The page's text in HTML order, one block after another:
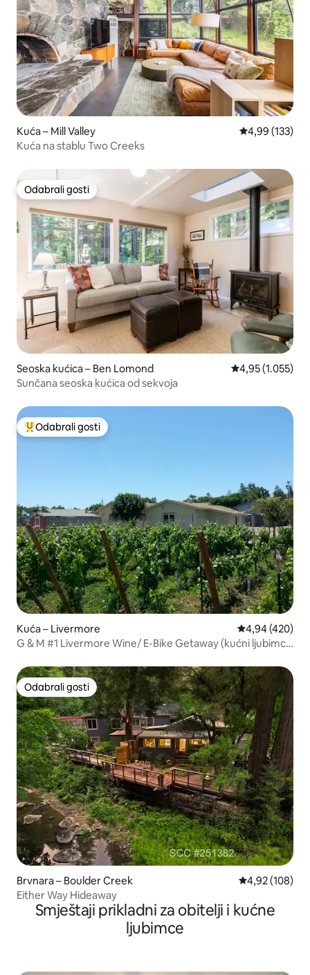
Kuća – Mill Valley Prosječna
4,99 (133)
Kuća na stablu Two Creeks
Odabrali gosti
Odabrali gosti
Seoska kućica – Ben Lomond Prosječna
4,95 (1.055)
Sunčana seoska kućica od sekvoja
Među najviše rangiranima s oznakom „Odabrali gosti”
Odabrali gosti
Kuća – Livermore Prosječna
4,94 (420)
G & M #1 Livermore Wine/ E-Bike Getaway (kućni ljubimci
Odabrali gosti
Odabrali gosti
Brvnara – Boulder Creek Prosječna
4,92 (108)
Either Way Hideaway
Smještaji prikladni za obitelji i kućne
ljubimce